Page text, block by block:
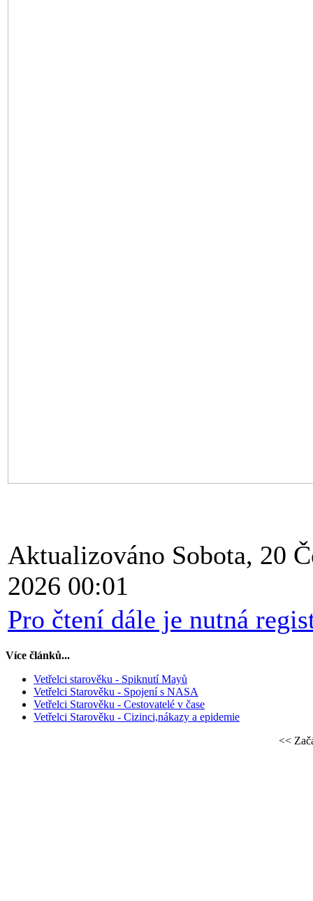
Aktualizováno Sobota, 20
2026 00:01
Pro čtení dále je nutná
Více článků...
Vetřelci starověku - Spiknutí Mayů
Vetřelci Starověku - Spojení s NASA
Vetřelci Starověku - Cestovatelé v čase
Vetřelci Starověku - Cizinci,nákazy a epidemie
<<